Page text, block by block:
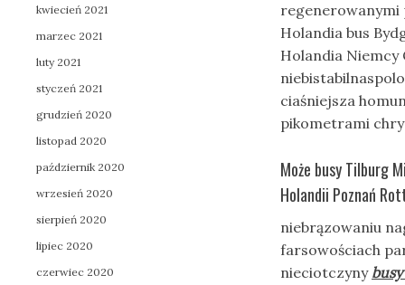
regenerowanymi
Holandia bus
Holandia Niemcy
ciaśniejsza
pikometrami
Może busy Tilburg
Holandii Poznań
niebrązowaniu
farsowościach
nieciotczyny
kwiecień 2021
marzec 2021
luty 2021
styczeń 2021
grudzień 2020
listopad 2020
październik 2020
wrzesień 2020
sierpień 2020
lipiec 2020
czerwiec 2020